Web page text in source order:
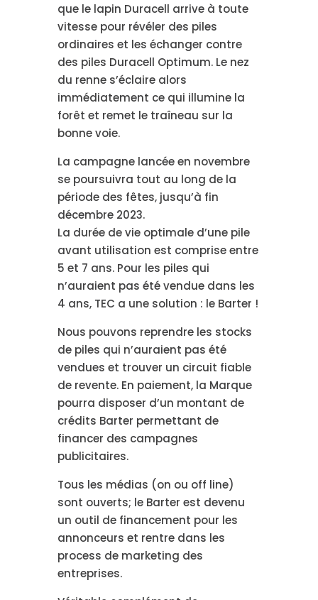
que le lapin Duracell arrive à toute
vitesse pour révéler des piles
ordinaires et les échanger contre
des piles Duracell Optimum. Le nez
du renne s’éclaire alors
immédiatement ce qui illumine la
forêt et remet le traîneau sur la
bonne voie.
La campagne lancée en novembre
se poursuivra tout au long de la
période des fêtes, jusqu’à fin
décembre 2023.
La durée de vie optimale d’une pile
avant utilisation est comprise entre
5 et 7 ans. Pour les piles qui
n’auraient pas été vendue dans les
4 ans, TEC a une solution : le Barter !
Nous pouvons reprendre les stocks
de piles qui n’auraient pas été
vendues et trouver un circuit fiable
de revente. En paiement, la Marque
pourra disposer d’un montant de
crédits Barter permettant de
financer des campagnes
publicitaires.
Tous les médias (on ou off line)
sont ouverts; le Barter est devenu
un outil de financement pour les
annonceurs et rentre dans les
process de marketing des
entreprises.